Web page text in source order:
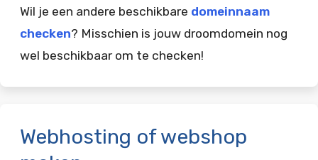
Wil je een andere beschikbare domeinnaam
checken? Misschien is jouw droomdomein nog
wel beschikbaar om te checken!
Webhosting of webshop